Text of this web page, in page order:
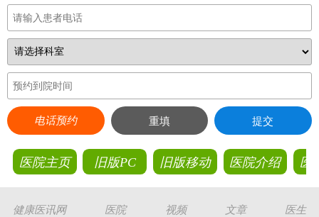
电话预约 重填 提交
医院主页 旧版PC 旧版移动 医院介绍 医
健康医讯网 医院 视频 文章 医生